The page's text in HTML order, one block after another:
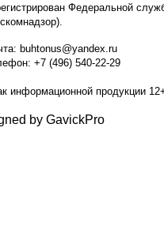
Федеральной
buhtonus@yandex.ru
+7 (496) 540-22-29
информационной продукции
by GavickPro